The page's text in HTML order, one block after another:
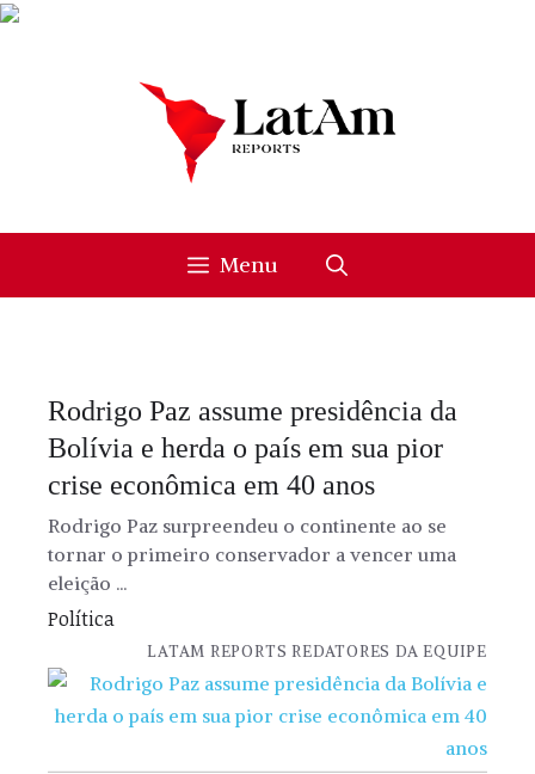
Skip
Menu
Rodrigo Paz assume presidência da
Bolívia e herda o país em sua pior
crise econômica em 40 anos
Rodrigo Paz surpreendeu o continente ao se
tornar o primeiro conservador a vencer uma
eleição ...
Política
LATAM REPORTS REDATORES DA EQUIPE